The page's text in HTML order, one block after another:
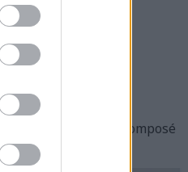
pour valider les
et la nature de ce composé